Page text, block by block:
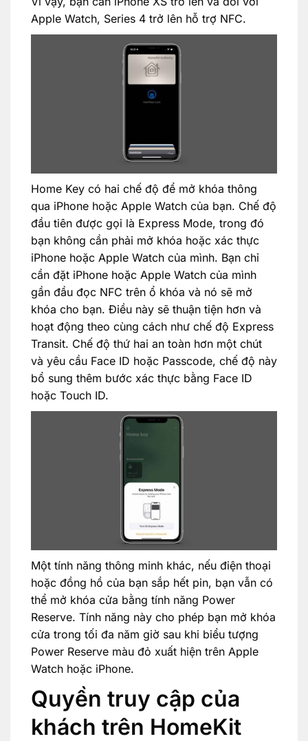
Apple Watch, Series 4 trở lên hỗ trợ NFC.
Home Key có hai chế độ để mở khóa thông
qua iPhone hoặc Apple Watch của bạn. Chế độ
đầu tiên được gọi là Express Mode, trong đó
bạn không cần phải mở khóa hoặc xác thực
iPhone hoặc Apple Watch của mình. Bạn chỉ
cần đặt iPhone hoặc Apple Watch của mình
gần đầu đọc NFC trên ổ khóa và nó sẽ mở
khóa cho bạn. Điều này sẽ thuận tiện hơn và
hoạt động theo cùng cách như chế độ Express
Transit. Chế độ thứ hai an toàn hơn một chút
và yêu cầu Face ID hoặc Passcode, chế độ này
bổ sung thêm bước xác thực bằng Face ID
hoặc Touch ID.
Một tính năng thông minh khác, nếu điện thoại
hoặc đồng hồ của bạn sắp hết pin, bạn vẫn có
thể mở khóa cửa bằng tính năng Power
Reserve. Tính năng này cho phép bạn mở khóa
cửa trong tối đa năm giờ sau khi biểu tượng
Power Reserve màu đỏ xuất hiện trên Apple
Watch hoặc iPhone.
Quyền truy cập của
khách trên HomeKit